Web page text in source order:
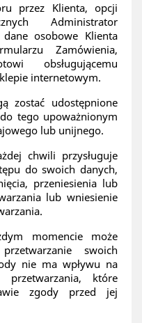
przez Klienta, opcji
Administrator
osobowe Klienta
Zamówienia,
obsługującemu
internetowym.
zostać udostępnione
tego upoważnionym
lub unijnego.
chwili przysługuje
do swoich danych,
przeniesienia lub
lub wniesienie
momencie może
swoich
nie ma wpływu na
które
zgody przed jej